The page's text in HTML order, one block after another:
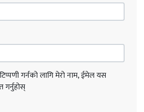
गर्नको लागि मेरो नाम, ईमेल यस
गर्नुहोस्